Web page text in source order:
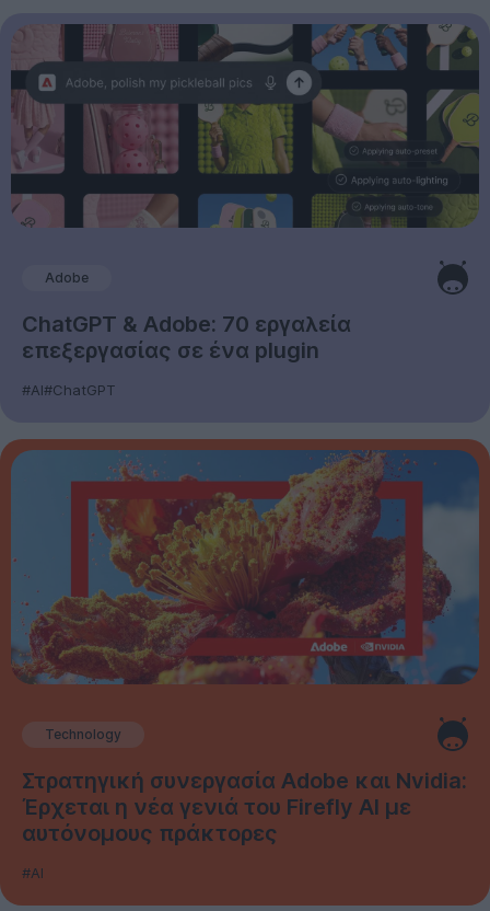
Adobe
ChatGPT & Adobe: 70 εργαλεία
επεξεργασίας σε ένα plugin
#AI#ChatGPT
Technology
Στρατηγική συνεργασία Adobe και Nvidia:
Έρχεται η νέα γενιά του Firefly AI με
αυτόνομους πράκτορες
#AI